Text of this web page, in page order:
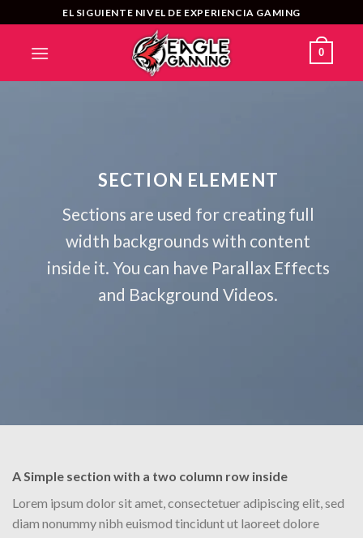
al
contenido
EL SIGUIENTE NIVEL DE EXPERIENCIA GAMING
0
SECTION ELEMENT
Sections are used for creating full
width backgrounds with content
inside it. You can have Parallax Effects
and Background Videos.
A Simple section with a two column row inside
Lorem ipsum dolor sit amet, consectetuer adipiscing elit, sed
diam nonummy nibh euismod tincidunt ut laoreet dolore